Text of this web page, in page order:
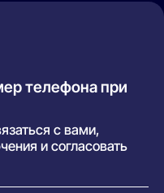
телефона при
с вами,
и согласовать